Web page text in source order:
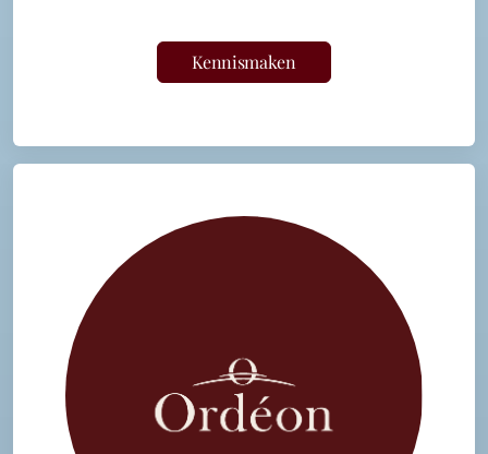
Kennismaken